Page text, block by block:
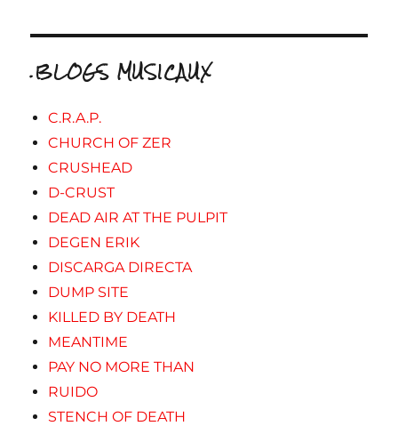
.BLOGS MUSICAUX
C.R.A.P.
CHURCH OF ZER
CRUSHEAD
D-CRUST
DEAD AIR AT THE PULPIT
DEGEN ERIK
DISCARGA DIRECTA
DUMP SITE
KILLED BY DEATH
MEANTIME
PAY NO MORE THAN
RUIDO
STENCH OF DEATH